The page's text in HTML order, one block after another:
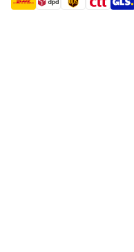
shipment methods